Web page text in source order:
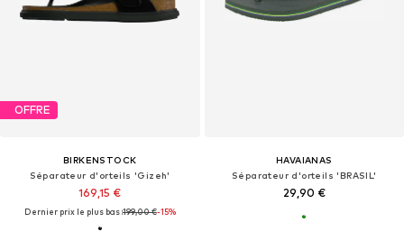
OFFRE
BIRKENSTOCK
Séparateur d'orteils 'Gizeh'
169,15 €
Dernier prix le plus bas :199,00 €-15%
HAVAIANAS
Séparateur d'orteils 'BRASIL'
29,90 €